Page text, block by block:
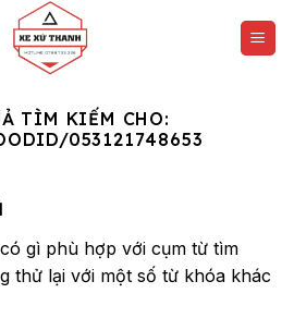
TÌM KIẾM CHO:
053121748653
gì phù hợp với cụm từ tìm
thử lại với một số từ khóa khác